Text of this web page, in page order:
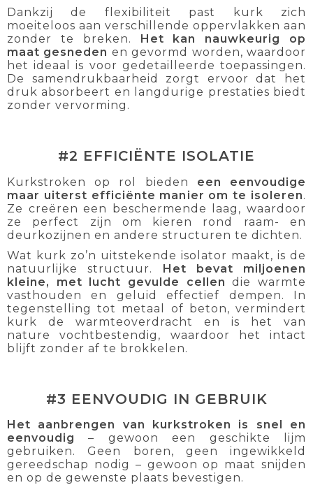
Dankzij de flexibiliteit past kurk zich
moeiteloos aan verschillende oppervlakken aan
zonder te breken.
Het kan nauwkeurig op
maat gesneden en gevormd worden, waardoor
het ideaal is voor gedetailleerde toepassingen.
De samendrukbaarheid zorgt ervoor dat het
druk absorbeert en langdurige prestaties biedt
zonder vervorming.
#2 EFFICIËNTE ISOLATIE
Kurkstroken op rol bieden een eenvoudige
maar uiterst efficiënte manier om te isoleren.
Ze creëren een beschermende laag, waardoor
ze perfect zijn om kieren rond raam- en
deurkozijnen en andere structuren te dichten.
Wat kurk zo’n uitstekende isolator maakt, is de
natuurlijke structuur. Het bevat miljoenen
kleine, met lucht gevulde cellen die warmte
vasthouden en geluid effectief dempen. In
tegenstelling tot metaal of beton, vermindert
kurk de warmteoverdracht en is het van
nature vochtbestendig, waardoor het intact
blijft zonder af te brokkelen.
#3 EENVOUDIG IN GEBRUIK
Het aanbrengen van kurkstroken is snel en
eenvoudig
– gewoon een geschikte lijm
gebruiken. Geen boren, geen ingewikkeld
gereedschap nodig – gewoon op maat snijden
en op de gewenste plaats bevestigen.